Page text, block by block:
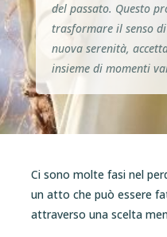
del passato. Questo
trasformare il senso
nuova serenità,
insieme di momenti
Ci sono molte fasi nel
un atto che può essere
attraverso una scelta